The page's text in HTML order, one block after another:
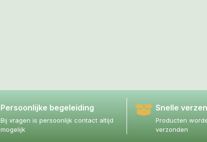
Persoonlijke begeleiding
Bij vragen is persoonlijk contact altijd
mogelijk
Snelle
Producten
verzonden